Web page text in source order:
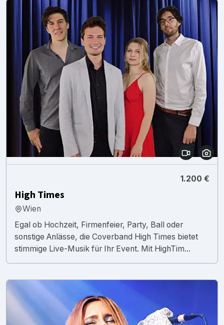
1.200 €
High Times
Wien
Egal ob Hochzeit, Firmenfeier, Party, Ball oder
sonstige Anlässe, die Coverband High Times bietet
stimmige Live-Musik für Ihr Event. Mit HighTim...